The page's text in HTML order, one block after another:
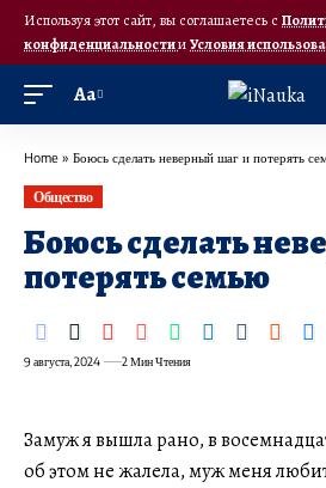
Используя этот сайт, вы соглашаетесь с
конфиденциальностииУсловия
Аа
Home » Боюсь сделать неверный шаг и потерять
Общество
Боюсь сделать
потерять семью
9 августа, 2024 2 Мин Чтения
Замуж я вышла рано, в
об этом не жалела, муж меня